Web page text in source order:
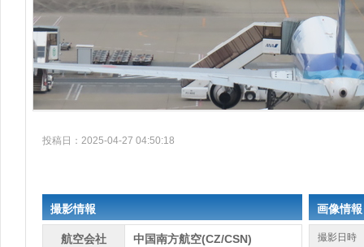
投稿日：2025-04-27 04:50:18
撮影情報
航空会社 中国南方航空(CZ/CSN)
画像情報
撮影日時